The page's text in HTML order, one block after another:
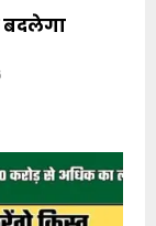
बदलेगा